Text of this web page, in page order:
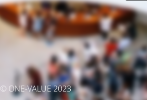
© ONE-VALUE 2023